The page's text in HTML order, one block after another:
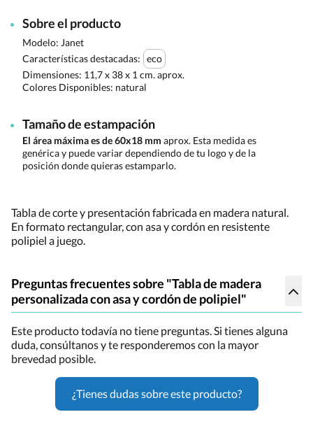
Sobre el producto
Modelo: Janet
Características destacadas: eco
Dimensiones: 11,7 x 38 x 1 cm. aprox.
Colores Disponibles: natural
Tamaño de estampación
El área máxima es de 60x18 mm aprox. Esta medida es
genérica y puede variar dependiendo de tu logo y de la
posición donde quieras estamparlo.
Tabla de corte y presentación fabricada en madera natural.
En formato rectangular, con asa y cordón en resistente
polipiel a juego.
Preguntas frecuentes sobre "Tabla de madera
personalizada con asa y cordón de polipiel"
Este producto todavía no tiene preguntas. Si tienes alguna
duda, consúltanos y te responderemos con la mayor
brevedad posible.
¿Tienes dudas sobre este producto?